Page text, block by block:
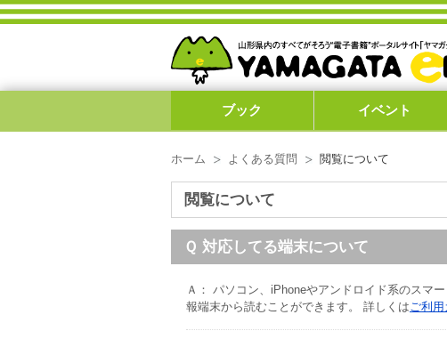
ブック イベント
ホーム よくある質問 閲覧について
閲覧について
Ｑ 対応してる端末について
Ａ： パソコン、iPhoneやアンドロイド系のスマ
報端末から読むことができます。 詳しくはご利用